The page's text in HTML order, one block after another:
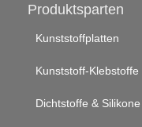
Produktsparten
Kunststoffplatten
Kunststoff-Klebstoffe
Dichtstoffe & Silikone